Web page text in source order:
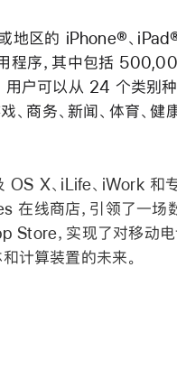
地区的 iPhone®、
程序，其中包括
户可以从 24 个类别
商务、新闻、体育、健
X、iLife、iWork 和
在线商店，引领了一场
Store，实现了对移动
计算装置的未来。